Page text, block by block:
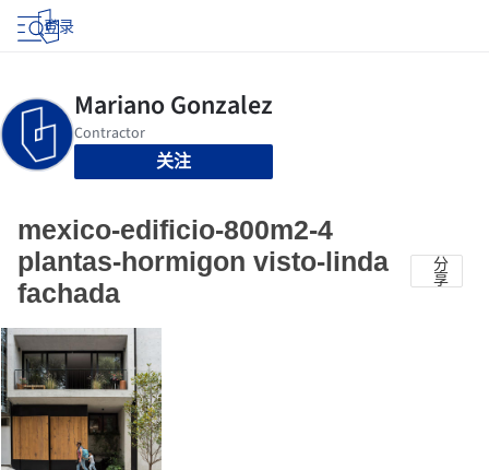
登录
关注
mexico-edificio-800m2-4
plantas-hormigon visto-linda
fachada
分
享